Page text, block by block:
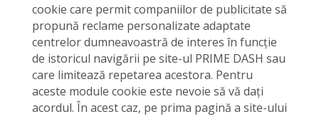
cookie care permit companiilor de publicitate să
propună reclame personalizate adaptate
centrelor dumneavoastră de interes în funcție
de istoricul navigării pe site-ul PRIME DASH sau
care limitează repetarea acestora. Pentru
aceste module cookie este nevoie să vă dați
acordul. În acest caz, pe prima pagină a site-ului